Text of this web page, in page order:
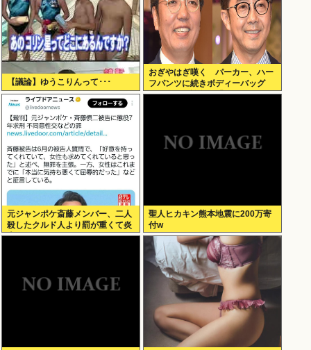
【議論】ゆうこりんって･･･
おぎやはぎ嘆く パーカー、ハー
フパンツに続きボディーバッグ
も“ダサい”論争に「なんでおじさ
元ジャンポケ斎藤メンバー、二人
殺したクルド人より罰が重くて炎
上www
聖人ヒカキン熊本地震に200万寄
付w